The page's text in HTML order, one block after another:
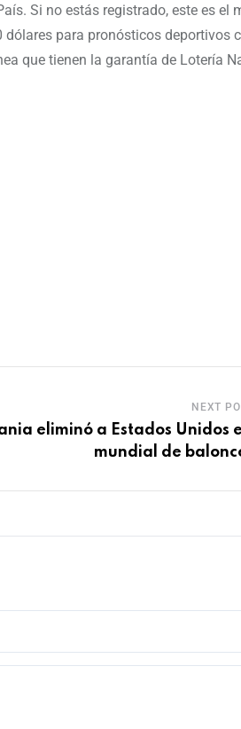
Si no estás registrado, este es el
dólares para pronósticos deportivos
que tienen la garantía de Lotería
NEXT
eliminó a Estados Unidos
mundial de